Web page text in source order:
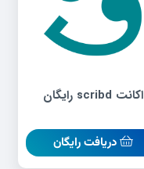
اکانت scribd رایگان
دریافت رایگان